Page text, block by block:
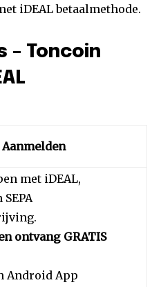
iDEAL betaalmethode.
– Toncoin
met iDEAL,
ontvang GRATIS
Android App